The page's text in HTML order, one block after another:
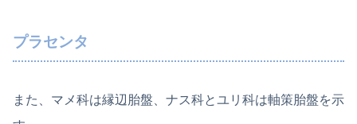
プラセンタ
また、マメ科は縁辺胎盤、ナス科とユリ科は軸策胎盤を示